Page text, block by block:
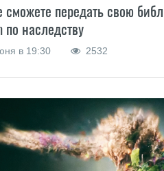
передать свою
по наследству
в 19:30 2532